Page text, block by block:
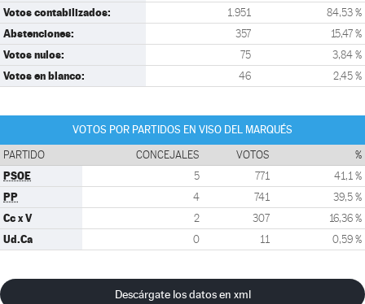
Votos contabilizados: 1.951 84,53 %
Abstenciones: 357 15,47 %
Votos nulos: 75 3,84 %
Votos en blanco: 46 2,45 %
VOTOS POR PARTIDOS EN VISO DEL MARQUÉS
PARTIDO CONCEJALES VOTOS %
PSOE 5 771 41,1 %
PP 4 741 39,5 %
Cc x V 2 307 16,36 %
Ud.Ca 0 11 0,59 %
Descárgate los datos en xml